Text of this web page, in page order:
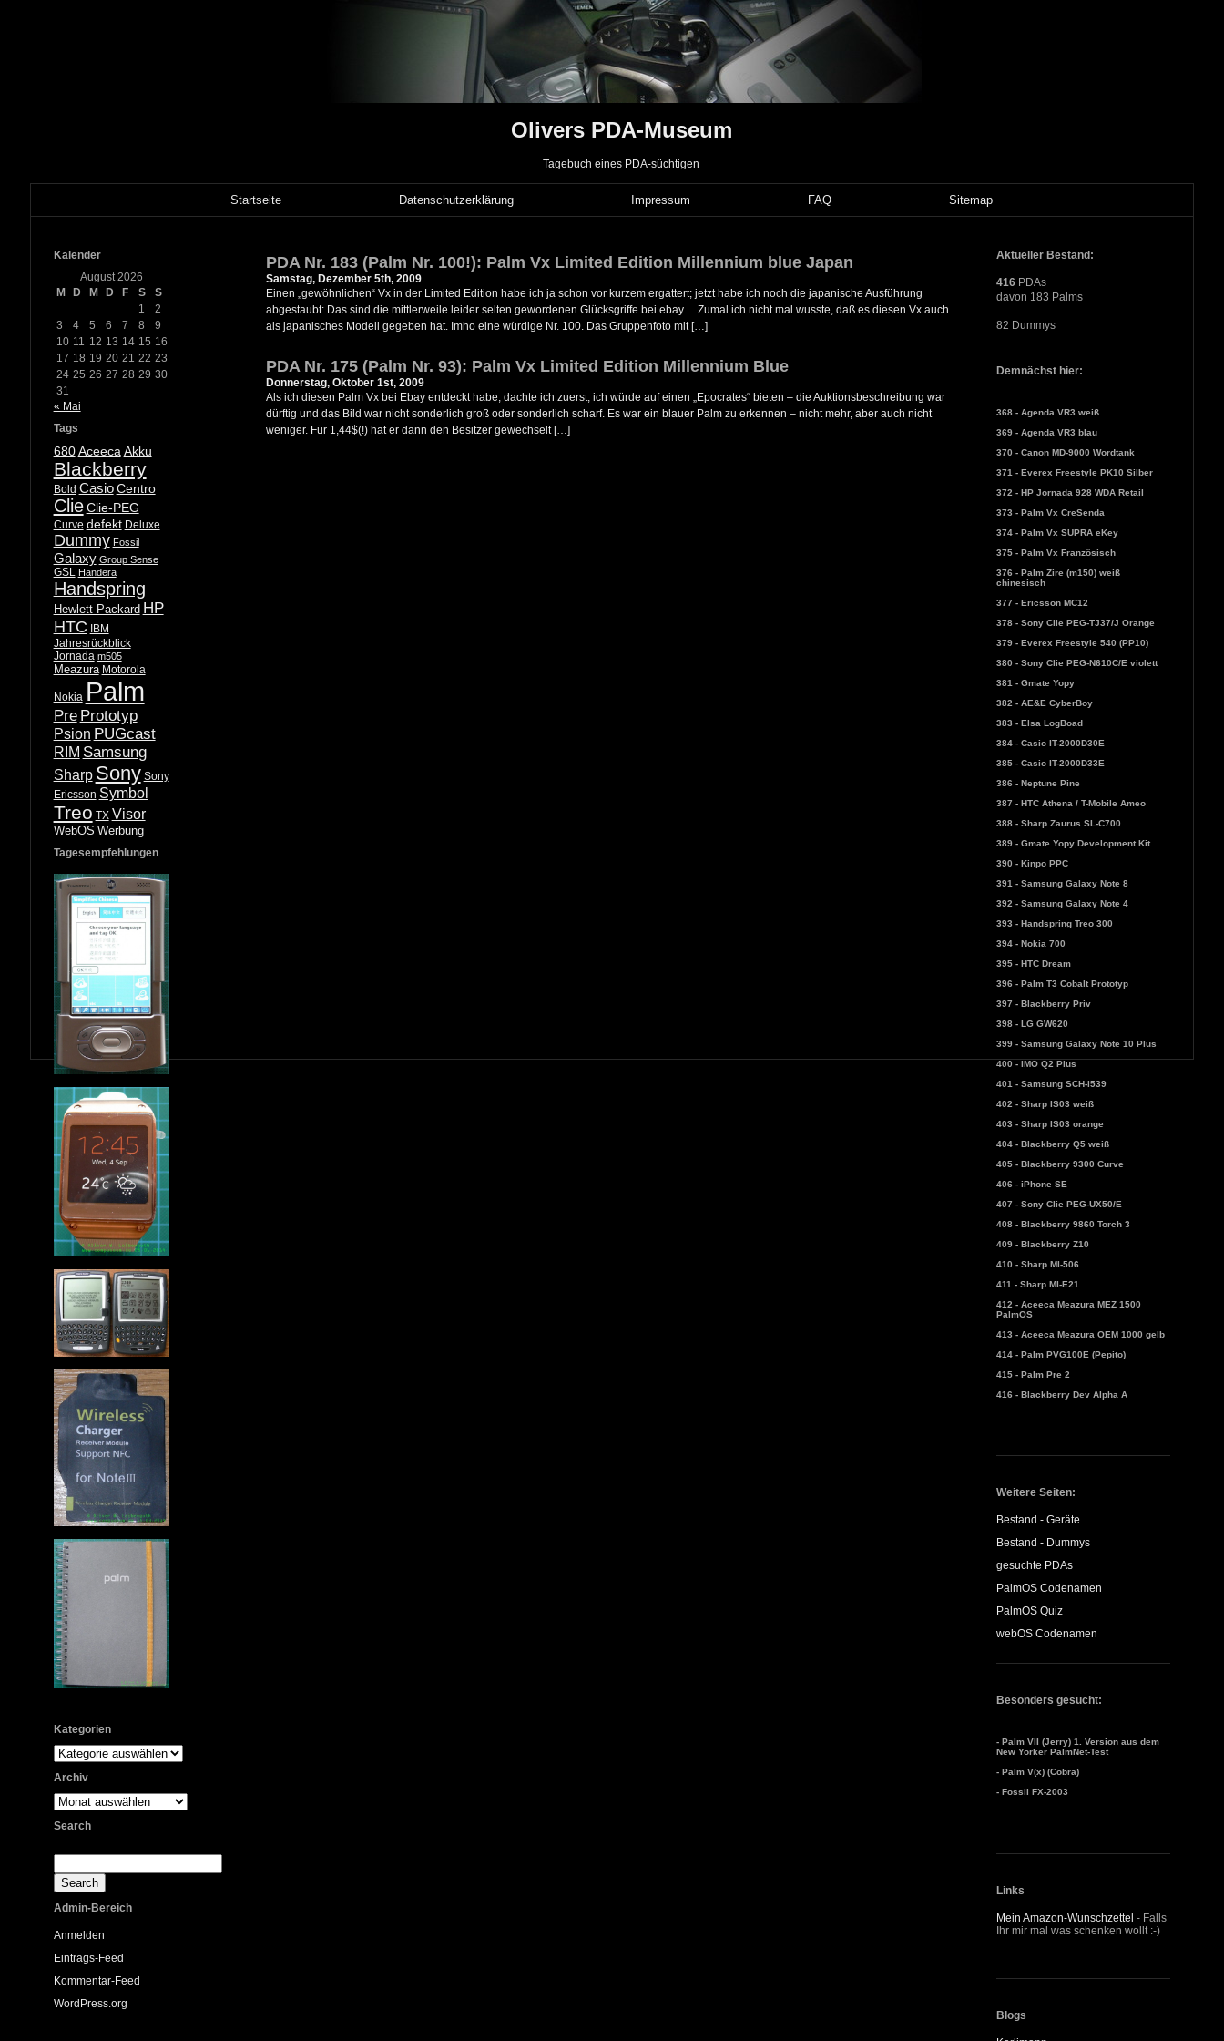
Olivers PDA-Museum
Tagebuch eines PDA-süchtigen
Startseite Datenschutzerklärung Impressum FAQ Sitemap
Kalender
August 2026
M
D M D F S
S
1
2
3
4 5 6 7 8
9
10 11 12 13 14 15 16
17 18 19 20 21 22 23
24 25 26 27 28 29 30
31
« Mai
Tags
680 Aceeca Akku
Blackberry
Bold Casio Centro
Clie Clie-PEG
Curve defekt Deluxe
Dummy Fossil
Galaxy Group Sense
GSL Handera
Handspring
Hewlett Packard HP
HTC
IBM
Jahresrückblick
Jornada m505
Meazura Motorola
Nokia Palm
Pre Prototyp
Psion PUGcast
RIM Samsung
Sharp Sony Sony
Ericsson Symbol
Treo TX Visor
WebOS Werbung
Tagesempfehlungen
Kategorien
Kategorien
Archiv
Archiv
Search
Admin-Bereich
Anmelden
Eintrags-Feed
Kommentar-Feed
WordPress.org
Aktueller Bestand:
416PDAs
davon 183 Palms
82 Dummys
Demnächst hier:
368 - Agenda VR3 weiß
369 - Agenda VR3 blau
370 - Canon MD-9000 Wordtank
371 - Everex Freestyle PK10 Silber
372 - HP Jornada 928 WDA Retail
373 - Palm Vx CreSenda
374 - Palm Vx SUPRA eKey
375 - Palm Vx Französisch
376 - Palm Zire (m150) weiß
chinesisch
377 - Ericsson MC12
378 - Sony Clie PEG-TJ37/J Orange
379 - Everex Freestyle 540 (PP10)
380 - Sony Clie PEG-N610C/E violett
381 - Gmate Yopy
382 - AE&E CyberBoy
383 - Elsa LogBoad
384 - Casio IT-2000D30E
385 - Casio IT-2000D33E
386 - Neptune Pine
387 - HTC Athena / T-Mobile Ameo
388 - Sharp Zaurus SL-C700
389 - Gmate Yopy Development Kit
390 - Kinpo PPC
391 - Samsung Galaxy Note 8
392 - Samsung Galaxy Note 4
393 - Handspring Treo 300
394 - Nokia 700
395 - HTC Dream
396 - Palm T3 Cobalt Prototyp
397 - Blackberry Priv
398 - LG GW620
399 - Samsung Galaxy Note 10 Plus
400 - IMO Q2 Plus
401 - Samsung SCH-i539
402 - Sharp IS03 weiß
403 - Sharp IS03 orange
404 - Blackberry Q5 weiß
405 - Blackberry 9300 Curve
406 - iPhone SE
407 - Sony Clie PEG-UX50/E
408 - Blackberry 9860 Torch 3
409 - Blackberry Z10
410 - Sharp MI-506
411 - Sharp MI-E21
412 - Aceeca Meazura MEZ 1500
PalmOS
413 - Aceeca Meazura OEM 1000 gelb
414 - Palm PVG100E (Pepito)
415 - Palm Pre 2
416 - Blackberry Dev Alpha A
Weitere Seiten:
Bestand - Geräte
Bestand - Dummys
gesuchte PDAs
PalmOS Codenamen
PalmOS Quiz
webOS Codenamen
Besonders gesucht:
- Palm VII (Jerry) 1. Version aus dem
New Yorker PalmNet-Test
- Palm V(x) (Cobra)
- Fossil FX-2003
Links
Mein Amazon-Wunschzettel - Falls
Ihr mir mal was schenken wollt :-)
Blogs
PDA Nr. 183 (Palm Nr. 100!): Palm Vx Limited Edition Millennium blue Japan
Samstag, Dezember 5th, 2009
Einen „gewöhnlichen“ Vx in der Limited Edition habe ich ja schon vor kurzem ergattert; jetzt habe ich noch die japanische Ausführung
abgestaubt: Das sind die mittlerweile leider selten gewordenen Glücksgriffe bei ebay… Zumal ich nicht mal wusste, daß es diesen Vx auch
als japanisches Modell gegeben hat. Imho eine würdige Nr. 100. Das Gruppenfoto mit […]
PDA Nr. 175 (Palm Nr. 93): Palm Vx Limited Edition Millennium Blue
Donnerstag, Oktober 1st, 2009
Als ich diesen Palm Vx bei Ebay entdeckt habe, dachte ich zuerst, ich würde auf einen „Epocrates“ bieten – die Auktionsbeschreibung war
dürftig und das Bild war nicht sonderlich groß oder sonderlich scharf. Es war ein blauer Palm zu erkennen – nicht mehr, aber auch nicht
weniger. Für 1,44$(!) hat er dann den Besitzer gewechselt […]